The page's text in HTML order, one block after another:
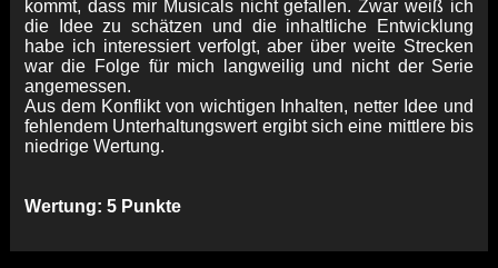
kommt, dass mir Musicals nicht gefallen. Zwar weiß ich
die Idee zu schätzen und die inhaltliche Entwicklung
habe ich interessiert verfolgt, aber über weite Strecken
war die Folge für mich langweilig und nicht der Serie
angemessen.
Aus dem Konflikt von wichtigen Inhalten, netter Idee und
fehlendem Unterhaltungswert ergibt sich eine mittlere bis
niedrige Wertung.
Wertung: 5 Punkte